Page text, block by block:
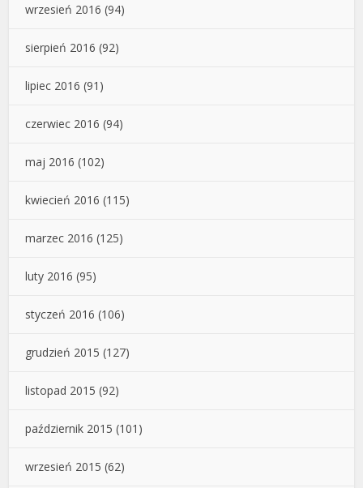
wrzesień 2016 (94)
sierpień 2016 (92)
lipiec 2016 (91)
czerwiec 2016 (94)
maj 2016 (102)
kwiecień 2016 (115)
marzec 2016 (125)
luty 2016 (95)
styczeń 2016 (106)
grudzień 2015 (127)
listopad 2015 (92)
październik 2015 (101)
wrzesień 2015 (62)